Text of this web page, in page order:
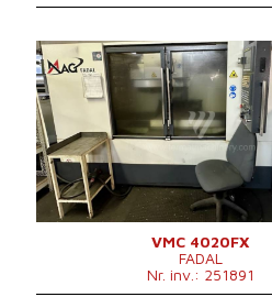
acționate
Presiunea de răcire
20 bar
Conicitatea axului
ISO 40 .
Dimensiunile mașinii L
x l x Î
š3000
d2700 x
Geutatea mașinii
5500 kg
Magazia de scule
Numărul de lăcașuri in
magazia de scule
24
An fabricație:
2007
Sistem de control
da
Sistem de control Fanuc
0i -
Suprafața de prindere/fixare a
mesei
Deplasarea pe axa X
Deplasarea pe axa Y
508
Deplasarea pe axa Z
508
Viteza axului
0 -
Numărul axelor acționate
3
Conicitatea axului
40 .
Puterea motorului principal
11,2/
VMC 4020FX
FADAL
Nr. inv.: 251891